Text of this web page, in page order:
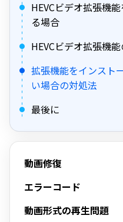
HEVCビデオ拡張機
る場合
HEVCビデオ拡張機
拡張機能をインスト
い場合の対処法
最後に
動画修復
エラーコード
動画形式の再生問題